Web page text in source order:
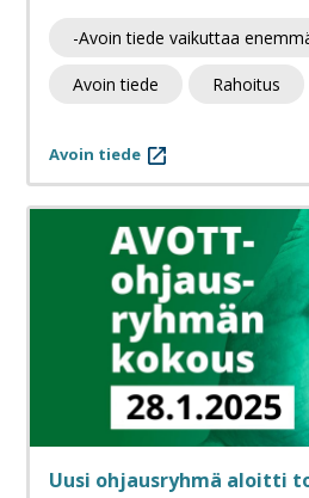
-Avoin tiede vaikuttaa
Avoin tiede Rahoitus
Avoin tiede
Uusi ohjausryhmä aloitti